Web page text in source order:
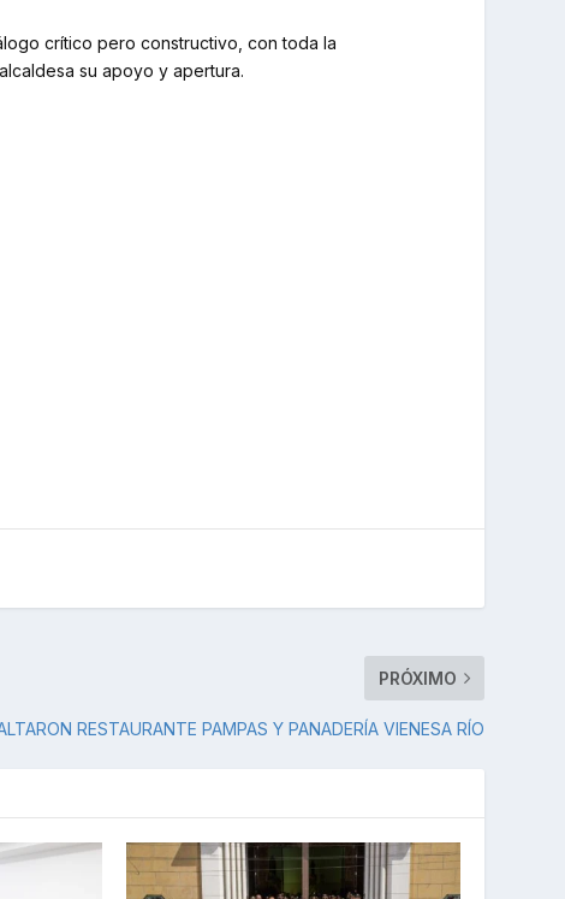
crítico pero constructivo, con toda la
su apoyo y apertura.
PRÓXIMO
RESTAURANTE PAMPAS Y PANADERÍA VIENESA RÍO